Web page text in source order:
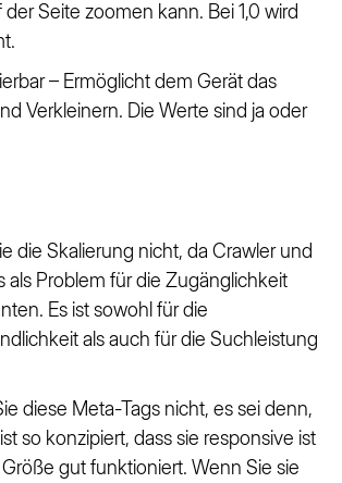
Seite zoomen kann. Bei 1,0 wird
– Ermöglicht dem Gerät das
Verkleinern. Die Werte sind ja oder
die Skalierung nicht, da Crawler und
als Problem für die Zugänglichkeit
Es ist sowohl für die
als auch für die Suchleistung
diese Meta-Tags nicht, es sei denn,
so konzipiert, dass sie responsive ist
gut funktioniert. Wenn Sie sie